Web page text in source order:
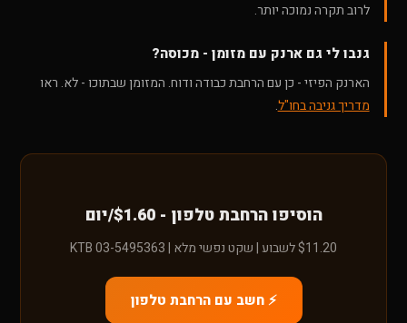
לרוב תקרה נמוכה יותר.
גנבו לי גם ארנק עם מזומן - מכוסה?
הארנק הפיזי - כן עם הרחבת כבודה ודוח. המזומן שבתוכו - לא. ראו
מדריך גניבה בחו"ל.
הוסיפו הרחבת טלפון - $1.60/יום
$11.20 לשבוע | שקט נפשי מלא | KTB 03-5495363
⚡ חשב עם הרחבת טלפון